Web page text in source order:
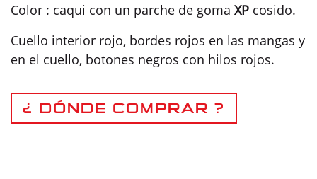
Color : caqui con un parche de goma XP cosido.
Cuello interior rojo, bordes rojos en las mangas y
en el cuello, botones negros con hilos rojos.
¿ DÓNDE COMPRAR ?